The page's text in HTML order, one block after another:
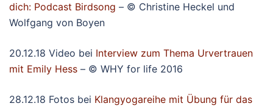
dich: Podcast Birdsong – © Christine Heckel und
Wolfgang von Boyen
20.12.18 Video bei Interview zum Thema Urvertrauen
mit Emily Hess – © WHY for life 2016
28.12.18 Fotos bei Klangyogareihe mit Übung für das